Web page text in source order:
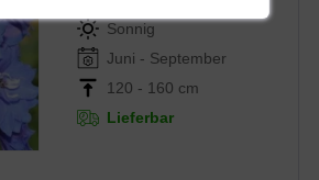
Sonnig
Juni - September
120 - 160 cm
Lieferbar